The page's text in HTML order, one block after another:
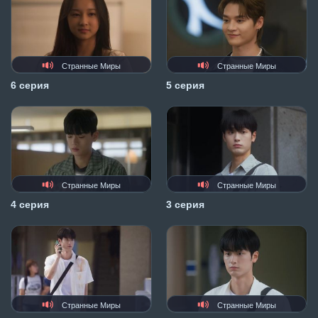
Странные Миры
6 серия
Странные Миры
5 серия
Странные Миры
4 серия
Странные Миры
3 серия
Странные Миры Странные Миры